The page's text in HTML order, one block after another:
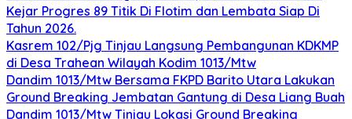
Kejar Progres 89 Titik Di Flotim dan Lembata Siap Di
Tahun 2026.
Kasrem 102/Pjg Tinjau Langsung Pembangunan KDKMP
di Desa Trahean Wilayah Kodim 1013/Mtw
Dandim 1013/Mtw Bersama FKPD Barito Utara Lakukan
Ground Breaking Jembatan Gantung di Desa Liang Buah
Dandim 1013/Mtw Tinjau Lokasi Ground Breaking